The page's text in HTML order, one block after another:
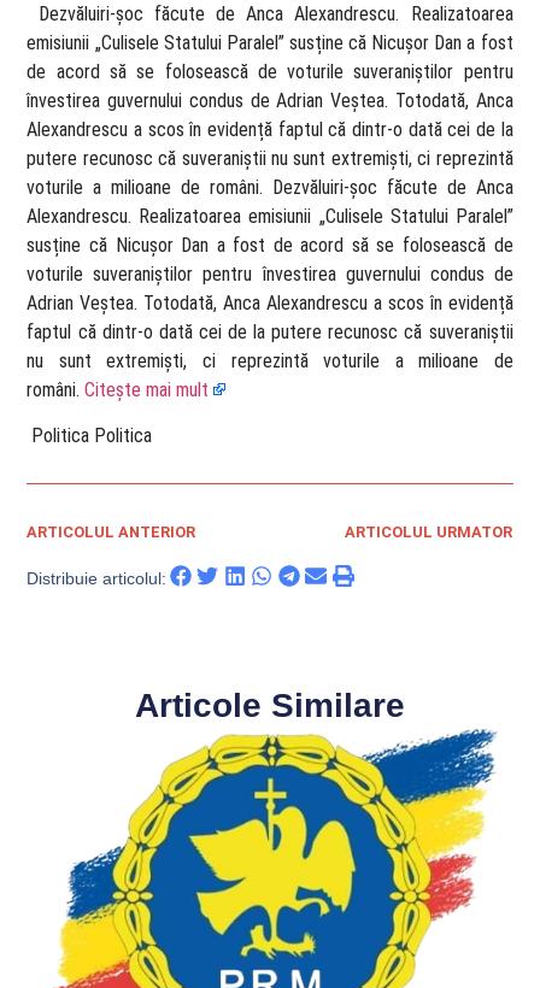
​ Dezvăluiri-șoc făcute de Anca Alexandrescu. Realizatoarea
emisiunii „Culisele Statului Paralel” susține că Nicușor Dan a fost
de acord să se folosească de voturile suveraniștilor pentru
învestirea guvernului condus de Adrian Veștea. Totodată, Anca
Alexandrescu a scos în evidență faptul că dintr-o dată cei de la
putere recunosc că suveraniștii nu sunt extremiști, ci reprezintă
voturile a milioane de români. Dezvăluiri-șoc făcute de Anca
Alexandrescu. Realizatoarea emisiunii „Culisele Statului Paralel”
susține că Nicușor Dan a fost de acord să se folosească de
voturile suveraniștilor pentru învestirea guvernului condus de
Adrian Veștea. Totodată, Anca Alexandrescu a scos în evidență
faptul că dintr-o dată cei de la putere recunosc că suveraniștii
nu sunt extremiști, ci reprezintă voturile a milioane de
români.Citește mai mult
​ Politica Politica
ARTICOLUL ANTERIOR ARTICOLUL URMATOR
Distribuie articolul:
Articole Similare